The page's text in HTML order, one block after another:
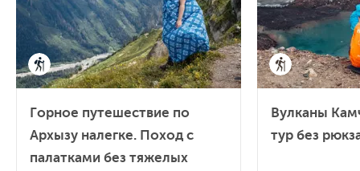
Горное путешествие по
Архызу налегке. Поход с
палатками без тяжелых
Вулканы
тур без